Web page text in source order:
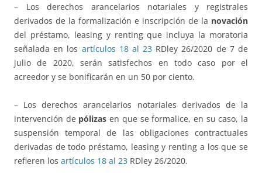
– Los derechos arancelarios notariales y registrales
derivados de la formalización e inscripción de la novación
del préstamo, leasing y renting que incluya la moratoria
señalada en los artículos 18 al 23 RDley 26/2020 de 7 de
julio de 2020, serán satisfechos en todo caso por el
acreedor y se bonificarán en un 50 por ciento.
– Los derechos arancelarios notariales derivados de la
intervención de pólizas en que se formalice, en su caso, la
suspensión temporal de las obligaciones contractuales
derivadas de todo préstamo, leasing y renting a los que se
refieren los artículos 18 al 23 RDley 26/2020.